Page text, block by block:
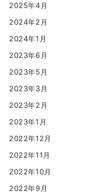
2025年4月
2024年2月
2024年1月
2023年6月
2023年5月
2023年3月
2023年2月
2023年1月
2022年12月
2022年11月
2022年10月
2022年9月